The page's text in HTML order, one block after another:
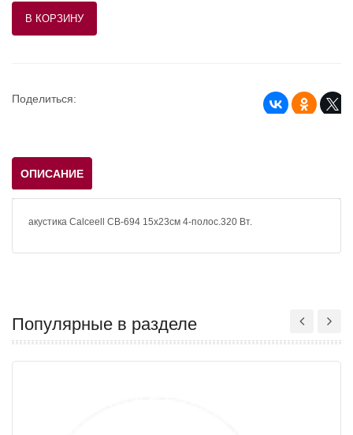
Поделиться:
ОПИСАНИЕ
акустика Calceell CB-694 15х23см 4-полос.320 Вт.
Популярные в разделе